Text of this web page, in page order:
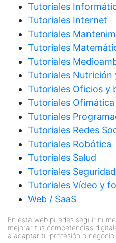
Tutoriales
Tutoriales Internet
Tutoriales
Tutoriales
Tutoriales
Tutoriales Nutrición
Tutoriales Oficios y
Tutoriales Ofimática
Tutoriales
Tutoriales Redes
Tutoriales Robótica
Tutoriales Salud
Tutoriales
Tutoriales Vídeo y
Web / SaaS
En esta web puedes seguir
mejorar tus competencias
a adaptar tu profesión o negocio